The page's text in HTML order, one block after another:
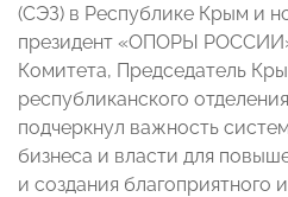
(СЭЗ) в Республике Крым и
президент «ОПОРЫ
Комитета, Председатель
республиканского отделения
подчеркнул важность
бизнеса и власти для
и создания благоприятного